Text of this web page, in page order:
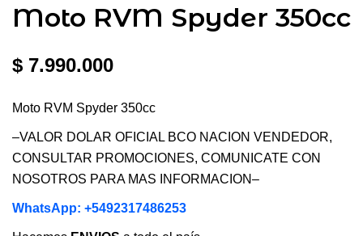
Moto RVM Spyder 350cc
$ 7.990.000
Moto RVM Spyder 350cc
–VALOR DOLAR OFICIAL BCO NACION VENDEDOR,
CONSULTAR PROMOCIONES, COMUNICATE CON
NOSOTROS PARA MAS INFORMACION–
WhatsApp: +5492317486253